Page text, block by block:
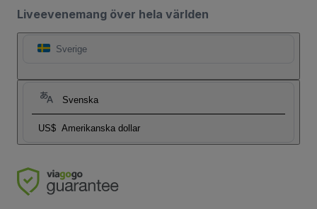
Liveevenemang över hela världen
Sverige
Svenska
US$ Amerikanska dollar